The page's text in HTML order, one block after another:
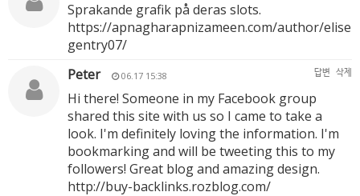
Sprakande grafik på deras slots.
https://apnagharapnizameen.com/author/elise
gentry07/
Peter
06.17 15:38 답변 삭제
Hi there! Someone in my Facebook group
shared this site with us so I came to take a
look. I'm definitely loving the information. I'm
bookmarking and will be tweeting this to my
followers! Great blog and amazing design.
http://buy-backlinks.rozblog.com/